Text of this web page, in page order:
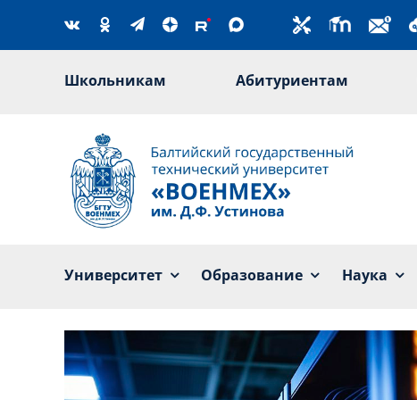
content
Школьникам Абитуриентам
Университет Образование Наука